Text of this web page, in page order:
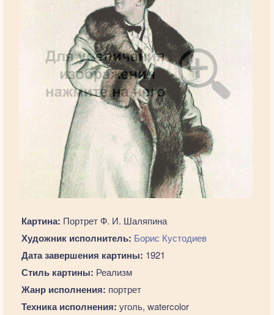
Картина: Портрет Ф. И. Шаляпина
Художник исполнитель: Борис Кустодиев
Дата завершения картины: 1921
Стиль картины: Реализм
Жанр исполнения: портрет
Техника исполнения: уголь, watercolor